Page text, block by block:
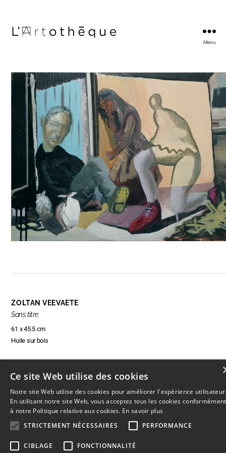
Menu
ZOLTAN VEEVAETE
Sans titre
61 x 45.5 cm
Huile sur bois
© 2026 L'Artothèque
Ce site Web utilise des cookies
Notre site Web utilise des cookies pour améliorer l'expérience
En utilisant notre site Web, vous acceptez tous les cookies conformément
à notre Politique relative aux cookies. En savoir plus
STRICTEMENT NÉCESSAIRES
PERFORMANCE
CIBLAGE FONCTIONNALITÉ